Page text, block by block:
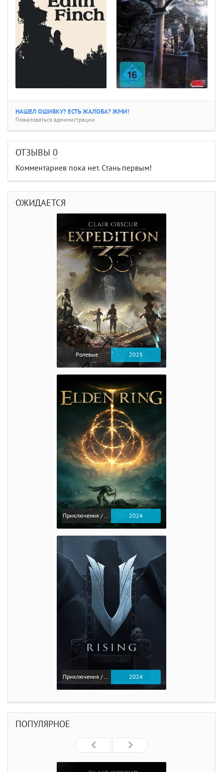
НАШЕЛ ОШИБКУ? ЕСТЬ ЖАЛОБА? ЖМИ!
Пожаловаться администрации
ОТЗЫВЫ 0
Комментариев пока нет. Стань первым!
ОЖИДАЕТСЯ
Ролевые 2025
2024
2024
ПОПУЛЯРНОЕ